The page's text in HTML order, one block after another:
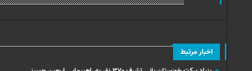
اخبار مرتبط